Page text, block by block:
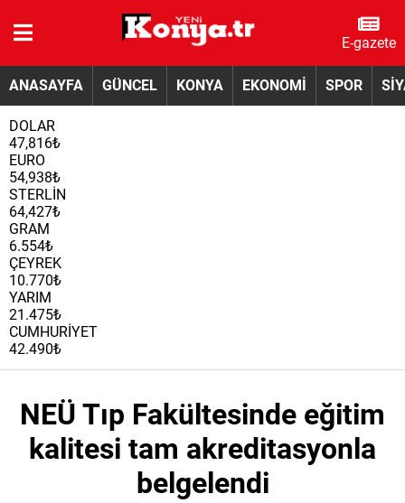
E-gazete
ANASAYFA GÜNCEL KONYA EKONOMİ SPOR
DOLAR
47,816₺
EURO
54,938₺
STERLİN
64,427₺
GRAM
6.554₺
ÇEYREK
10.770₺
YARIM
21.475₺
CUMHURİYET
42.490₺
NEÜ Tıp Fakültesinde eğitim
kalitesi tam akreditasyonla
belgelendi